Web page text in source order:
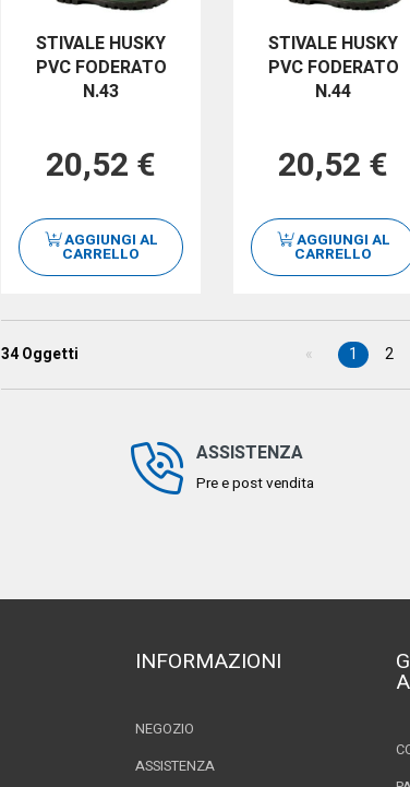
STIVALE HUSKY
PVC FODERATO
N.43
20,52 €
AGGIUNGI AL
CARRELLO
STIVALE HUSKY
PVC FODERATO
N.44
20,52 €
AGGIUNGI AL
CARRELLO
34Oggetti 1 2
ASSISTENZA
Pre e post vendita
INFORMAZIONI
NEGOZIO
ASSISTENZA